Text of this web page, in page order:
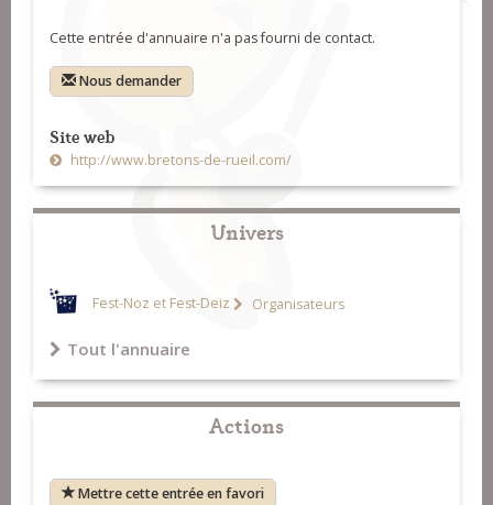
Cette entrée d'annuaire n'a pas fourni de contact.
Nous demander
Site web
http://www.bretons-de-rueil.com/
Univers
Fest-Noz et Fest-Deiz Organisateurs
Tout l'annuaire
Actions
Mettre cette entrée en favori